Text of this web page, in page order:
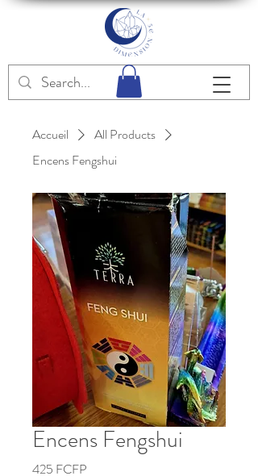
Accueil
All Products
Encens Fengshui
Encens Fengshui
425 FCFP